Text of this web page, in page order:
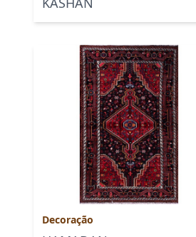
Decoração